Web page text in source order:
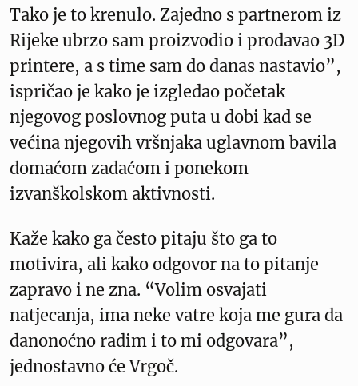
Tako je to krenulo. Zajedno s partnerom iz
Rijeke ubrzo sam proizvodio i prodavao 3D
printere, a s time sam do danas nastavio”,
ispričao je kako je izgledao početak
njegovog poslovnog puta u dobi kad se
većina njegovih vršnjaka uglavnom bavila
domaćom zadaćom i ponekom
izvanškolskom aktivnosti.
Kaže kako ga često pitaju što ga to
motivira, ali kako odgovor na to pitanje
zapravo i ne zna. “Volim osvajati
natjecanja, ima neke vatre koja me gura da
danonoćno radim i to mi odgovara”,
jednostavno će Vrgoč.